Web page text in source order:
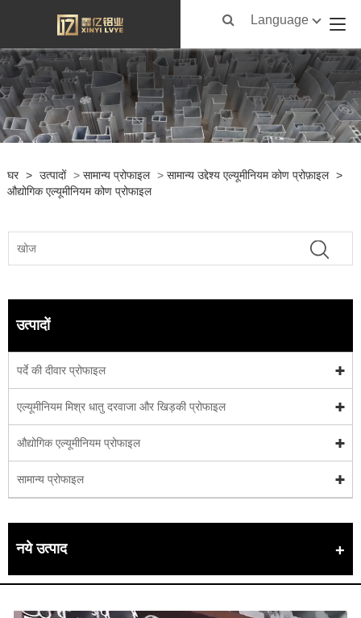
Language
घर > उत्पादों > सामान्य प्रोफाइल > सामान्य उद्देश्य एल्यूमीनियम कोण प्रोफ़ाइल >
औद्योगिक एल्यूमीनियम कोण प्रोफाइल
उत्पादों
पर्दे की दीवार प्रोफाइल
एल्यूमीनियम मिश्र धातु दरवाजा और खिड़की प्रोफाइल
औद्योगिक एल्यूमीनियम प्रोफाइल
सामान्य प्रोफाइल
नये उत्पाद